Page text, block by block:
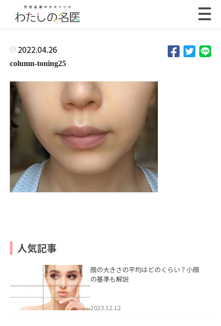
2022.04.26
column-toning25
人気記事
顔の大きさの平均はどのくらい？小顔
の基準も解説
2023.12.12